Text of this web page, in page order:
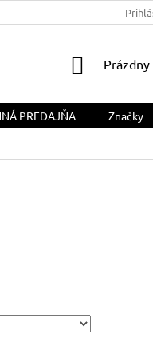
PREDAJŇA
Značky